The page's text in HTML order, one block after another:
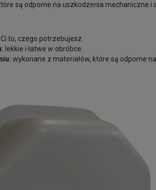
są odporne na uszkodzenia mechaniczne i
to, czego potrzebujesz.
lekkie i łatwe w obróbce.
wykonane z materiałów, które są odporne